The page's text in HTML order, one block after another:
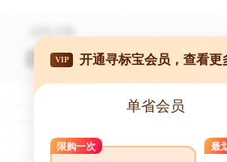
VIP 开通寻标宝会员，查看更
单省会员
限购一次 最